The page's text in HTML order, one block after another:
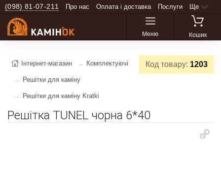
(098) 81-07-211 Про нас Оплата і доставка Послуги Ще
Меню Кошик
Код товару: 1203
Інтернет-магазин Комплектуючі
Решітки для каміну
Решітки для каміну Kratki
Решітка TUNEL чорна 6*40